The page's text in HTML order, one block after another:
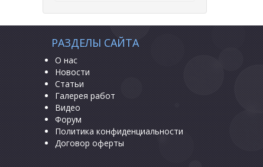
РАЗДЕЛЫ САЙТА
О нас
Новости
Статьи
Галерея работ
Видео
Форум
Политика конфиденциальности
Договор оферты